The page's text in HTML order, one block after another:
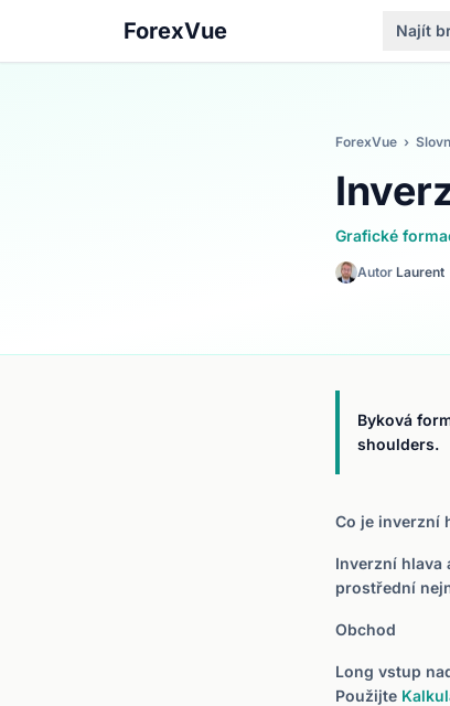
ForexVue Najít
ForexVue ›
Grafické
Autor Laurent
Byková
shoulders.
Co je inverzní
Inverzní hlava
prostřední
Obchod
Long vstup
Použijte